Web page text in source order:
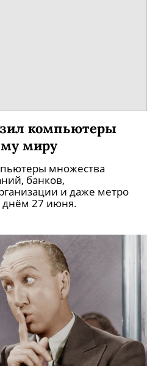
компьютеры
миру
множества
банков,
и даже метро
днём 27 июня.